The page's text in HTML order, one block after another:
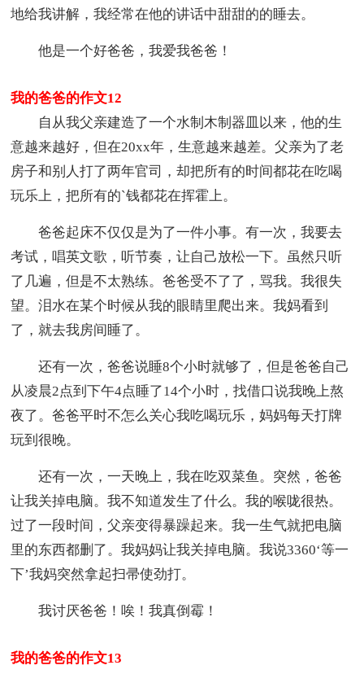
地给我讲解，我经常在他的讲话中甜甜的的睡去。
他是一个好爸爸，我爱我爸爸！
我的爸爸的作文12
自从我父亲建造了一个水制木制器皿以来，他的生
意越来越好，但在20xx年，生意越来越差。父亲为了老
房子和别人打了两年官司，却把所有的时间都花在吃喝
玩乐上，把所有的`钱都花在挥霍上。
爸爸起床不仅仅是为了一件小事。有一次，我要去
考试，唱英文歌，听节奏，让自己放松一下。虽然只听
了几遍，但是不太熟练。爸爸受不了了，骂我。我很失
望。泪水在某个时候从我的眼睛里爬出来。我妈看到
了，就去我房间睡了。
还有一次，爸爸说睡8个小时就够了，但是爸爸自己
从凌晨2点到下午4点睡了14个小时，找借口说我晚上熬
夜了。爸爸平时不怎么关心我吃喝玩乐，妈妈每天打牌
玩到很晚。
还有一次，一天晚上，我在吃双菜鱼。突然，爸爸
让我关掉电脑。我不知道发生了什么。我的喉咙很热。
过了一段时间，父亲变得暴躁起来。我一生气就把电脑
里的东西都删了。我妈妈让我关掉电脑。我说3360‘等一
下’我妈突然拿起扫帚使劲打。
我讨厌爸爸！唉！我真倒霉！
我的爸爸的作文13